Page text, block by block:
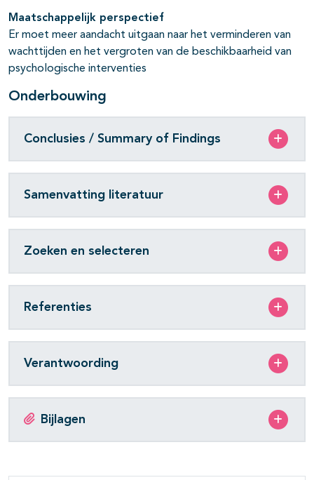
Maatschappelijk perspectief
Er moet meer aandacht uitgaan naar het verminderen van
wachttijden en het vergroten van de beschikbaarheid van
psychologische interventies
Onderbouwing
Conclusies / Summary of Findings
Samenvatting literatuur
Zoeken en selecteren
Referenties
Verantwoording
Bijlagen